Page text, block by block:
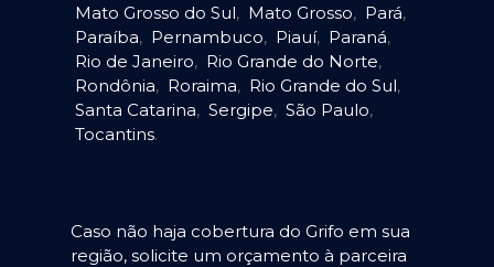
Mato Grosso do Sul, Mato Grosso, Pará,
Paraíba, Pernambuco, Piauí, Paraná,
Rio de Janeiro, Rio Grande do Norte,
Rondônia, Roraima, Rio Grande do Sul,
Santa Catarina, Sergipe, São Paulo,
Tocantins.
Caso não haja cobertura do Grifo em sua
região, solicite um orçamento à parceira